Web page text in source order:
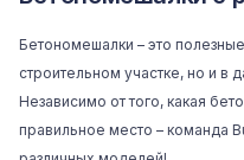
Бетономешалки – это
строительном участке, но и в
Независимо от того, какая
правильное место – команда